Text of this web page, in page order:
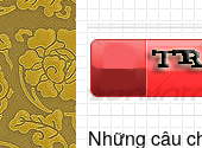
Những câu